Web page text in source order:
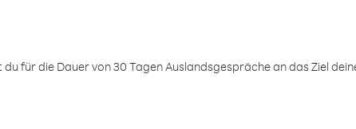
für die Dauer von 30 Tagen Auslandsgespräche an das Ziel